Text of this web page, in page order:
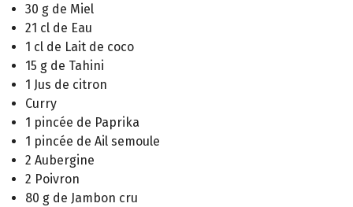
30 g de Miel
21 cl de Eau
1 cl de Lait de coco
15 g de Tahini
1 Jus de citron
Curry
1 pincée de Paprika
1 pincée de Ail semoule
2 Aubergine
2 Poivron
80 g de Jambon cru